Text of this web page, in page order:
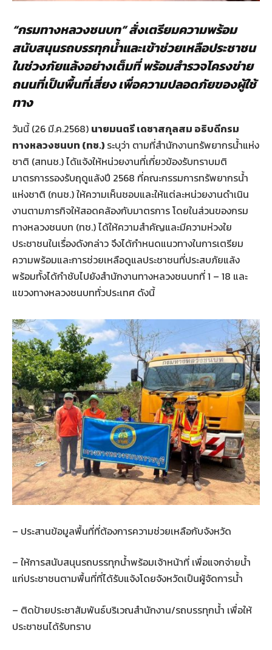
“กรมทางหลวงชนบท” สั่งเตรียมความพร้อม
สนับสนุนรถบรรทุกน้ำและเข้าช่วยเหลือประชาชน
ในช่วงภัยแล้งอย่างเต็มที่ พร้อมสำรวจโครงข่าย
ถนนที่เป็นพื้นที่เสี่ยง เพื่อความปลอดภัยของผู้ใช้
ทาง
วันนี้ (26 มี.ค.2568) นายมนตรี เดชาสกุลสม อธิบดีกรม
ทางหลวงชนบท (ทช.) ระบุว่า ตามที่สำนักงานทรัพยากรน้ำแห่ง
ชาติ (สทนช.) ได้แจ้งให้หน่วยงานที่เกี่ยวข้องรับทราบมติ
มาตรการรองรับฤดูแล้งปี 2568 ที่คณะกรรมการทรัพยากรน้ำ
แห่งชาติ (กนช.) ให้ความเห็นชอบและให้แต่ละหน่วยงานดำเนิน
งานตามภารกิจให้สอดคล้องกับมาตรการ โดยในส่วนของกรม
ทางหลวงชนบท (ทช.) ได้ให้ความสำคัญและมีความห่วงใย
ประชาชนในเรื่องดังกล่าว จึงได้กำหนดแนวทางในการเตรียม
ความพร้อมและการช่วยเหลือดูแลประชาชนที่ประสบภัยแล้ง
พร้อมทั้งได้กำชับไปยังสำนักงานทางหลวงชนบทที่ 1 – 18 และ
แขวงทางหลวงชนบททั่วประเทศ ดังนี้
– ประสานข้อมูลพื้นที่ที่ต้องการความช่วยเหลือกับจังหวัด
– ให้การสนับสนุนรถบรรทุกน้ำพร้อมเจ้าหน้าที่ เพื่อแจกจ่ายน้ำ
แก่ประชาชนตามพื้นที่ที่ได้รับแจ้งโดยจังหวัดเป็นผู้จัดการน้ำ
– ติดป้ายประชาสัมพันธ์บริเวณสำนักงาน/รถบรรทุกน้ำ เพื่อให้
ประชาชนได้รับทราบ